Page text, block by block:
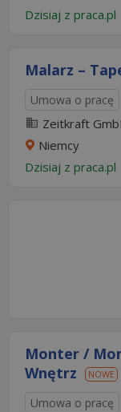
Dzisiaj z praca.pl
Malarz –
Umowa o pracę
Zeitkraft
Niemcy
Dzisiaj z praca.pl
Monter /
Wnętrz
NOWE
Umowa o pracę